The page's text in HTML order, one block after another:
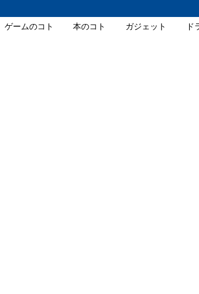
ゲームのコト 本のコト ガジェット ド